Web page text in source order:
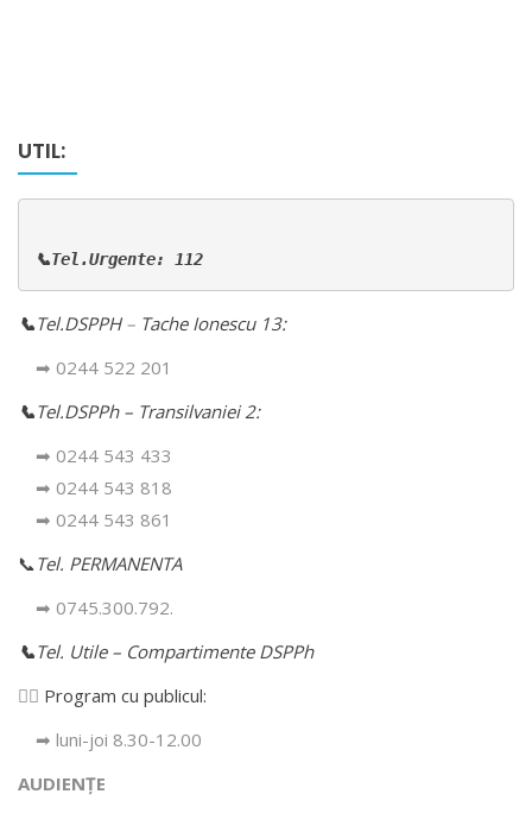
UTIL:
📞Tel.Urgente: 112
📞Tel.DSPPH – Tache Ionescu 13:
➡ 0244 522 201
📞Tel.DSPPh – Transilvaniei 2:
➡ 0244 543 433
➡ 0244 543 818
➡ 0244 543 861
📞 Tel. PERMANENTA
➡ 0745.300.792.
📞Tel. Utile – Compartimente DSPPh
👩‍⚕️ Program cu publicul:
➡ luni-joi 8.30-12.00
AUDIENȚE